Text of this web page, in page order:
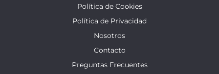
Política de Cookies
Política de Privacidad
Nosotros
Contacto
Preguntas Frecuentes